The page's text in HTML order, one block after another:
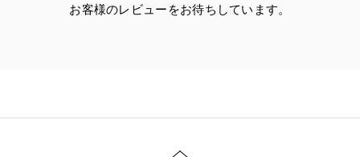
お客様のレビューをお待ちしています。